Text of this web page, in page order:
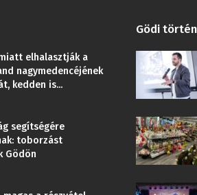
elhalasztják a
nagymedencéjének
kedden is...
segítségére
toborzást
Gödön
Gödi